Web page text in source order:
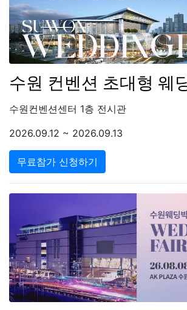
수원 컨벤션 초대형 웨
수원컨벤션센터 1층 전시관
2026.09.12 ~ 2026.09.13
무료참가 신청하기